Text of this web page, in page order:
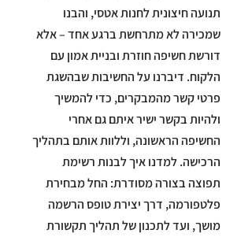
תנועה חיצונית לחנות אטסי, והבנו
שמכירה לא מתרחשת ברגע אחד – אלא
דורשת חשיפה חוזרת ובניית אמון עם
הלקוח. דיברנו על החשיבות שבהשגת
פרטי קשר מהמבקרים, כדי להמשיך
ולהיות בקשר ישיר איתם גם אחרי
החשיפה הראשונה, וללוות אותם בתהליך
הרכישה. למדנו איך לבנות רשימת
תפוצה בצורה מסודרת: החל מבחירת
פלטפורמה, דרך יצירת טופס הרשמה
מושך, ועד לתכנון של תהליך תקשורת